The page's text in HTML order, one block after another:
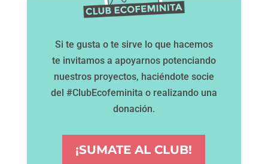
Si te gusta o te sirve lo que hacemos
te invitamos a apoyarnos potenciando
nuestros proyectos, haciéndote socie
del #ClubEcofeminita o realizando una
donación.
¡SUMATE AL CLUB!